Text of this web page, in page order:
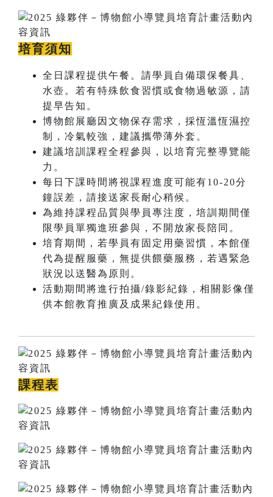
培育須知
全日課程提供午餐。請學員自備環保餐具、
水壺。若有特殊飲食習慣或食物過敏源，請
提早告知。
博物館展廳因文物保存需求，採恆溫恆濕控
制，冷氣較強，建議攜帶薄外套。
建議培訓課程全程參與，以培育完整導覽能
力。
每日下課時間將視課程進度可能有10-20分
鐘誤差，請接送家長耐心稍候。
為維持課程品質與學員專注度，培訓期間僅
限學員單獨進班參與，不開放家長陪同。
培育期間，若學員有固定用藥習慣，本館僅
代為提醒服藥，無提供餵藥服務，若遇緊急
狀況以送醫為原則。
活動期間將進行拍攝/錄影紀錄，相關影像僅
供本館教育推廣及成果紀錄使用。
課程表